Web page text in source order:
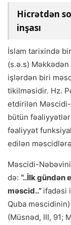
Hicrətdən
inşası
İslam tarixində
(s.ə.s)
işlərdən biri
tikilməsidir. Hz.
etdirilən
bütün
fəaliyyət
edilən
Məscidi-
də: “..İlk gündən
məscid..” ifadəsi
Quba
(Müsnəd, III, 91;